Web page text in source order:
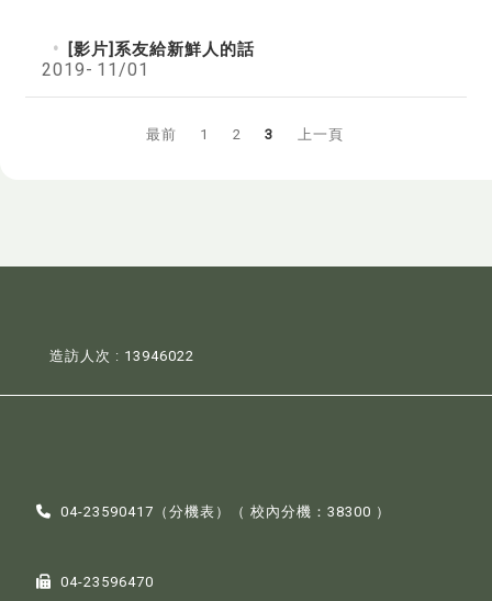
[影片]系友給新鮮人的話
2019- 11/01
最前 1 2 3 上一頁
造訪人次 : 13946022
04-23590417（分機表 ）（ 校內分機：38300 ）
04-23596470